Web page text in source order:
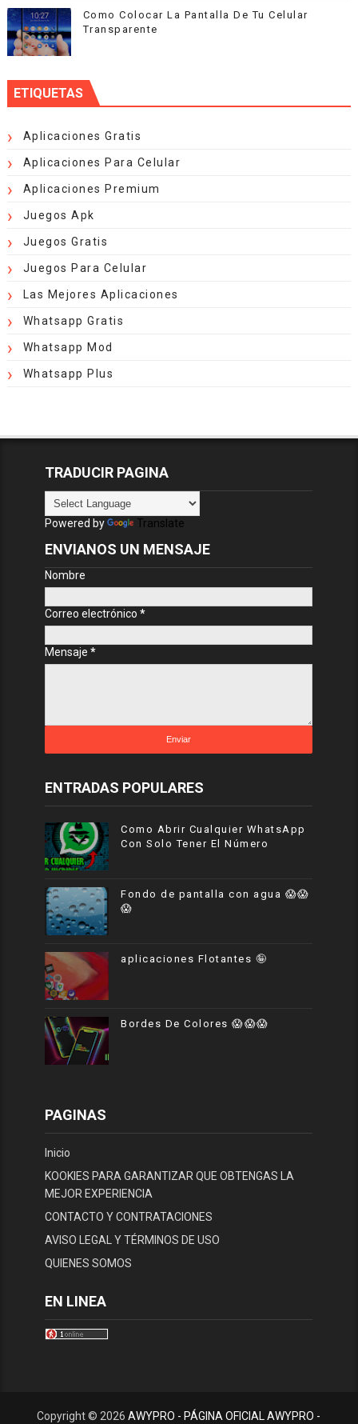
Como Colocar La Pantalla De Tu Celular
Transparente
ETIQUETAS
Aplicaciones Gratis
Aplicaciones Para Celular
Aplicaciones Premium
Juegos Apk
Juegos Gratis
Juegos Para Celular
Las Mejores Aplicaciones
Whatsapp Gratis
Whatsapp Mod
Whatsapp Plus
TRADUCIR PAGINA
Powered by Translate
ENVIANOS UN MENSAJE
Nombre
Correo electrónico*
Mensaje*
ENTRADAS POPULARES
Como Abrir Cualquier WhatsApp
Con Solo Tener El Número
Fondo de pantalla con agua 😱😱
😱
aplicaciones Flotantes 🤪
Bordes De Colores 😱😱😱
PAGINAS
Inicio
KOOKIES PARA GARANTIZAR QUE OBTENGAS LA
MEJOR EXPERIENCIA
CONTACTO Y CONTRATACIONES
AVISO LEGAL Y TÉRMINOS DE USO
QUIENES SOMOS
EN LINEA
Copyright © 2026AWYPRO - PÁGINA OFICIAL AWYPRO -